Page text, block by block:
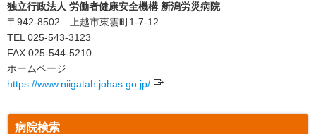
独立行政法人 労働者健康安全機構 新潟労災病院
〒942-8502 上越市東雲町1-7-12
TEL 025-543-3123
FAX 025-544-5210
ホームページ
https://www.niigatah.johas.go.jp/
病院検索